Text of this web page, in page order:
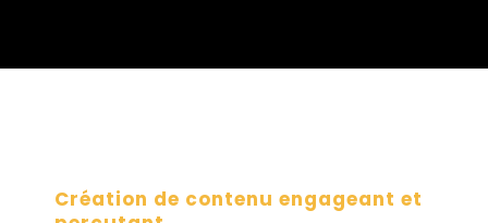
Création de contenu engageant et